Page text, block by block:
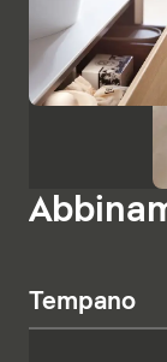
Tempano